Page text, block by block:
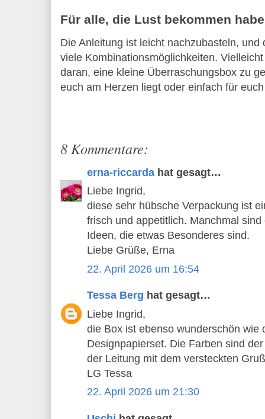
Für alle, die Lust bekommen
Die Anleitung ist leicht nachzubasteln,
viele Kombinationsmöglichkeiten.
daran, eine kleine Überraschungsbox zu
euch am Herzen liegt oder einfach für
8 Kommentare:
erna-riccarda hat gesagt…
Liebe Ingrid,
diese sehr hübsche Verpackung ist
frisch und appetitlich. Manchmal
Ideen, die etwas Besonderes sind.
Liebe Grüße, Erna
22. April 2026 um 16:54
Tessa Berg hat gesagt…
Liebe Ingrid,
die Box ist ebenso wunderschön wie
Designpapierset. Die Farben sind
der Leitung mit dem versteckten
LG Tessa
22. April 2026 um 21:30